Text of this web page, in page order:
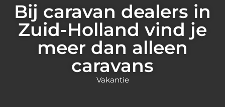
Bij caravan dealers in
Zuid-Holland vind je
meer dan alleen
caravans
Vakantie